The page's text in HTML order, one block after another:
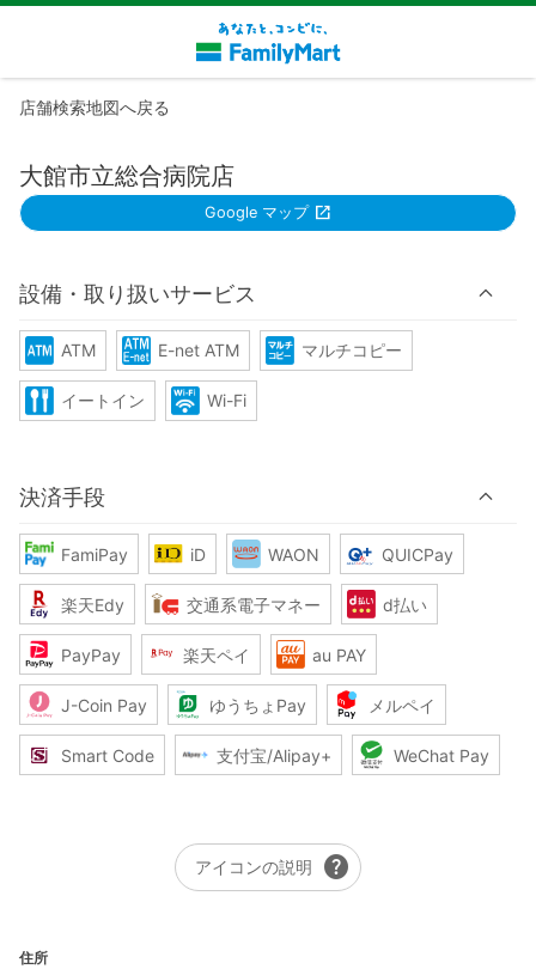
店舗検索地図へ戻る
大館市立総合病院店
Google マップ
設備・取り扱いサービス
ATM E-net ATM マルチコピー
イートイン Wi-Fi
決済手段
FamiPay iD WAON QUICPay
楽天Edy 交通系電子マネー d払い
PayPay 楽天ペイ au PAY
J-Coin Pay ゆうちょPay メルペイ
Smart Code 支付宝/Alipay+ WeChat Pay
アイコンの説明 help
住所